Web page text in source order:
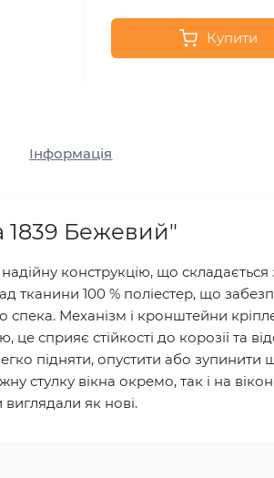
Купити
Інформація
1839 Бежевий"
конструкцію, що
100 % поліестер, що
спека. Механізм і кронштейни
сприяє стійкості до корозії та
підняти, опустити або зупинити
вікна окремо, так і на
як нові.